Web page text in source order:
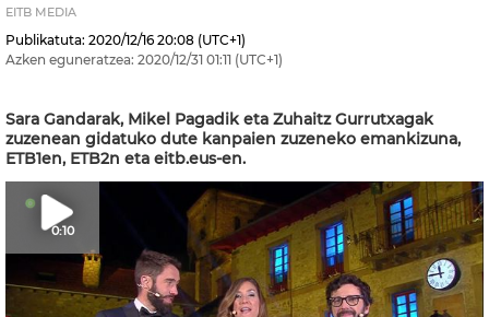
EITB MEDIA
Publikatuta: 2020/12/16 20:08 (UTC+1)
Azken eguneratzea: 2020/12/31 01:11 (UTC+1)
Sara Gandarak, Mikel Pagadik eta Zuhaitz Gurrutxagak
zuzenean gidatuko dute kanpaien zuzeneko emankizuna,
ETB1en, ETB2n eta eitb.eus-en.
0:10